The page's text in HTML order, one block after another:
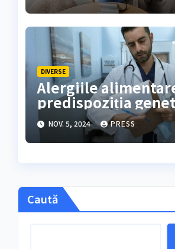
DIVERSE
Alergiile
predispoziția
NOV. 5, 2024 PRESS
Caută